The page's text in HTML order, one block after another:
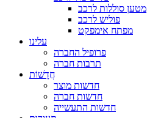
מטען סוללות לרכב
פוליש לרכב
מפתח אימפקט
עלינו
פרופיל החברה
תרבות חברה
חֲדָשׁוֹת
חדשות מוצר
חדשות חברה
חדשות התעשייה